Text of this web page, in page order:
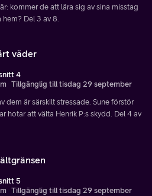
kommer de att lära sig av sina misstag
Del 3 av 8.
väder
4
Tillgänglig till tisdag 29 september
dem är särskilt stressade. Sune förstör
hotar att välta Henrik P:s skydd. Del 4 av
5
Tillgänglig till tisdag 29 september